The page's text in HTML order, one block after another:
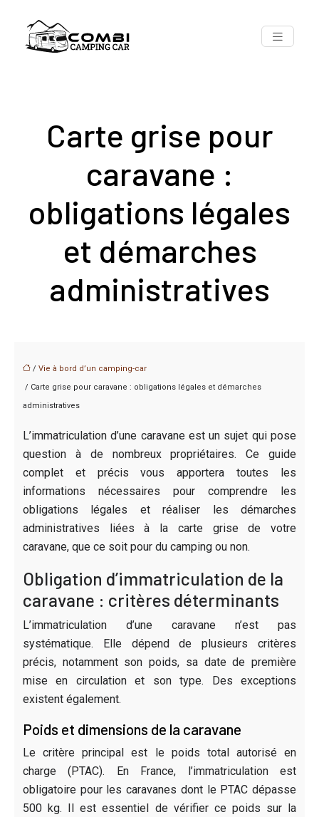
Carte grise pour
caravane :
obligations légales
et démarches
administratives
/ Vie à bord d’un camping-car
/ Carte grise pour caravane : obligations légales et démarches
administratives
L’immatriculation d’une caravane est un sujet qui pose
question à de nombreux propriétaires. Ce guide
complet et précis vous apportera toutes les
informations nécessaires pour comprendre les
obligations légales et réaliser les démarches
administratives liées à la carte grise de votre
caravane, que ce soit pour du camping ou non.
Obligation d’immatriculation de la
caravane : critères déterminants
L’immatriculation d’une caravane n’est pas
systématique. Elle dépend de plusieurs critères
précis, notamment son poids, sa date de première
mise en circulation et son type. Des exceptions
existent également.
Poids et dimensions de la caravane
Le critère principal est le poids total autorisé en
charge (PTAC). En France, l’immatriculation est
obligatoire pour les caravanes dont le PTAC dépasse
500 kg. Il est essentiel de vérifier ce poids sur la